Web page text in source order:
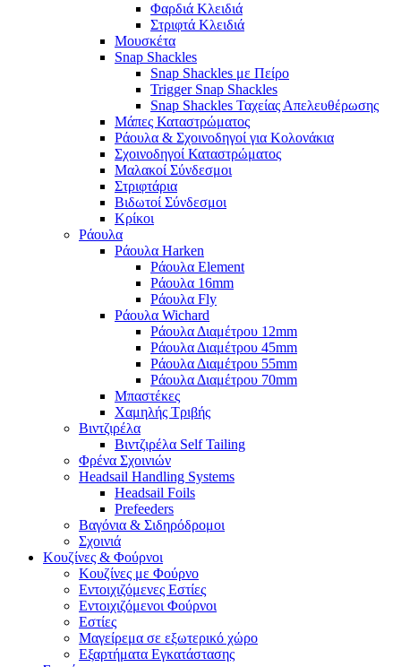
Φαρδιά Κλειδιά
Στριφτά Κλειδιά
Μουσκέτα
Snap Shackles
Snap Shackles με Πείρο
Trigger Snap Shackles
Snap Shackles Ταχείας Απελευθέρωσης
Μάπες Καταστρώματος
Ράουλα & Σχοινοδηγοί για Κολονάκια
Σχοινοδηγοί Καταστρώματος
Μαλακοί Σύνδεσμοι
Στριφτάρια
Βιδωτοί Σύνδεσμοι
Κρίκοι
Ράουλα
Ράουλα Harken
Ράουλα Element
Ράουλα 16mm
Ράουλα Fly
Ράουλα Wichard
Ράουλα Διαμέτρου 12mm
Ράουλα Διαμέτρου 45mm
Ράουλα Διαμέτρου 55mm
Ράουλα Διαμέτρου 70mm
Μπαστέκες
Χαμηλής Τριβής
Βιντζιρέλα
Βιντζιρέλα Self Tailing
Φρένα Σχοινιών
Headsail Handling Systems
Headsail Foils
Prefeeders
Βαγόνια & Σιδηρόδρομοι
Σχοινιά
Κουζίνες & Φούρνοι
Κουζίνες με Φούρνο
Εντοιχιζόμενες Εστίες
Εντοιχιζόμενοι Φούρνοι
Εστίες
Μαγείρεμα σε εξωτερικό χώρο
Εξαρτήματα Εγκατάστασης